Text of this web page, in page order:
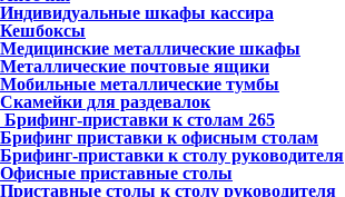
Индивидуальные шкафы кассира
Кешбоксы
Медицинские металлические шкафы
Металлические почтовые ящики
Мобильные металлические тумбы
Скамейки для раздевалок
Брифинг-приставки к столам 265
Брифинг приставки к офисным столам
Брифинг-приставки к столу руководителя
Офисные приставные столы
Приставные столы к столу руководителя